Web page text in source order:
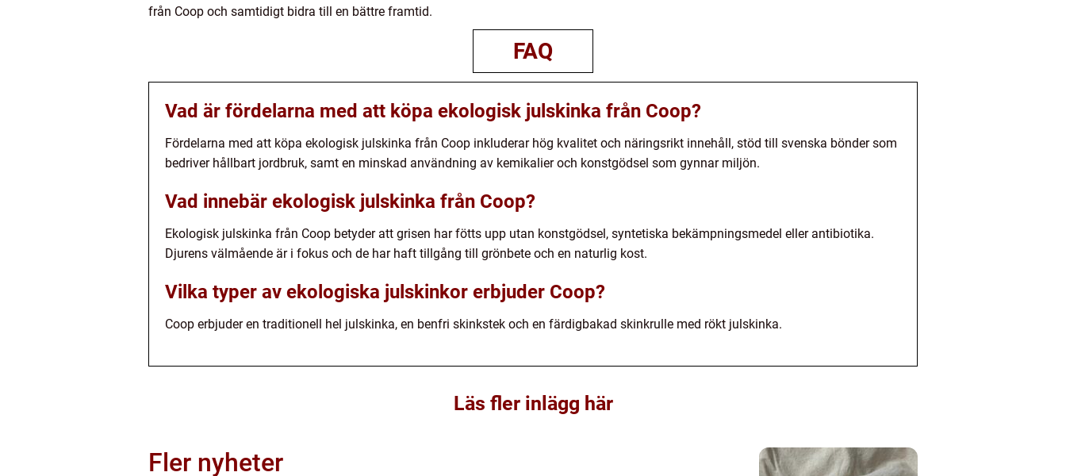
från Coop och samtidigt bidra till en bättre framtid.
FAQ
Vad är fördelarna med att köpa ekologisk julskinka från Coop?
Fördelarna med att köpa ekologisk julskinka från Coop inkluderar hög kvalitet och näringsrikt innehåll, stöd till svenska bönder som
bedriver hållbart jordbruk, samt en minskad användning av kemikalier och konstgödsel som gynnar miljön.
Vad innebär ekologisk julskinka från Coop?
Ekologisk julskinka från Coop betyder att grisen har fötts upp utan konstgödsel, syntetiska bekämpningsmedel eller antibiotika.
Djurens välmående är i fokus och de har haft tillgång till grönbete och en naturlig kost.
Vilka typer av ekologiska julskinkor erbjuder Coop?
Coop erbjuder en traditionell hel julskinka, en benfri skinkstek och en färdigbakad skinkrulle med rökt julskinka.
Läs fler inlägg här
Fler nyheter